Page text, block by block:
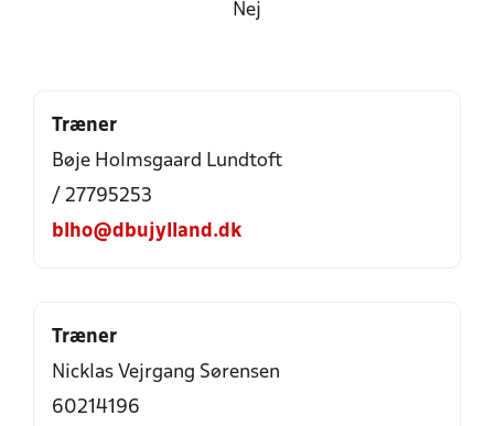
Nej
Træner
Bøje Holmsgaard Lundtoft
/ 27795253
blho@dbujylland.dk
Træner
Nicklas Vejrgang Sørensen
60214196